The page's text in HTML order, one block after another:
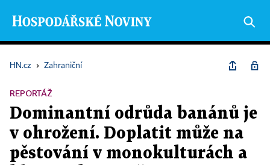
HN.cz › Zahraniční
REPORTÁŽ
Dominantní odrůda banánů je
v ohrožení. Doplatit může na
pěstování v monokulturách a